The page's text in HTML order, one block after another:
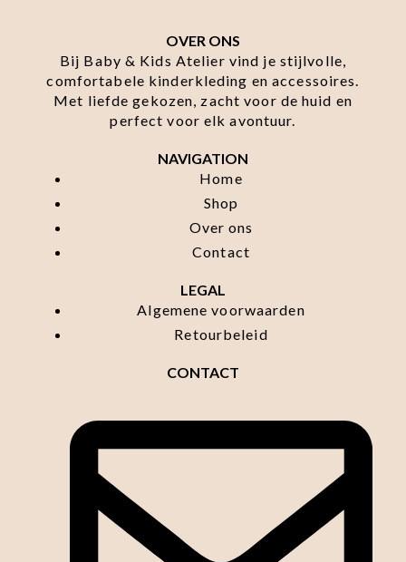
OVER ONS
Bij Baby & Kids Atelier vind je stijlvolle,
comfortabele kinderkleding en accessoires.
Met liefde gekozen, zacht voor de huid en
perfect voor elk avontuur.
NAVIGATION
Home
Shop
Over ons
Contact
LEGAL
Algemene voorwaarden
Retourbeleid
CONTACT